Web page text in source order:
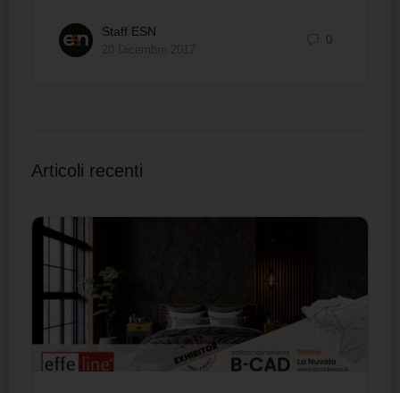
Staff ESN
0
Articoli recenti